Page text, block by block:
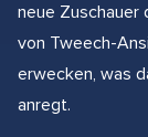
neue Zuschauer
von Tweech-
erwecken, was
anregt.